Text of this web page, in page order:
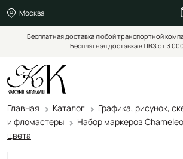
Москва
Бесплатная доставка любой транспортной
Бесплатная доставка в ПВЗ от 3
Главная Каталог Графика, рисунок,
и фломастеры
Набор маркеров
цвета